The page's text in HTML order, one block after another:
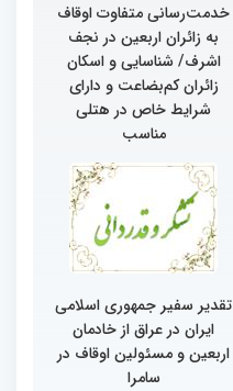
خدمت‌رسانی متفاوت اوقاف
به زائران اربعین در نجف
اشرف/ شناسایی و اسکان
زائران کم‌بضاعت و دارای
شرایط خاص در هتلی
مناسب
تقدیر سفیر جمهوری اسلامی
ایران در عراق از خادمان
اربعین و مسئولین اوقاف در
سامرا